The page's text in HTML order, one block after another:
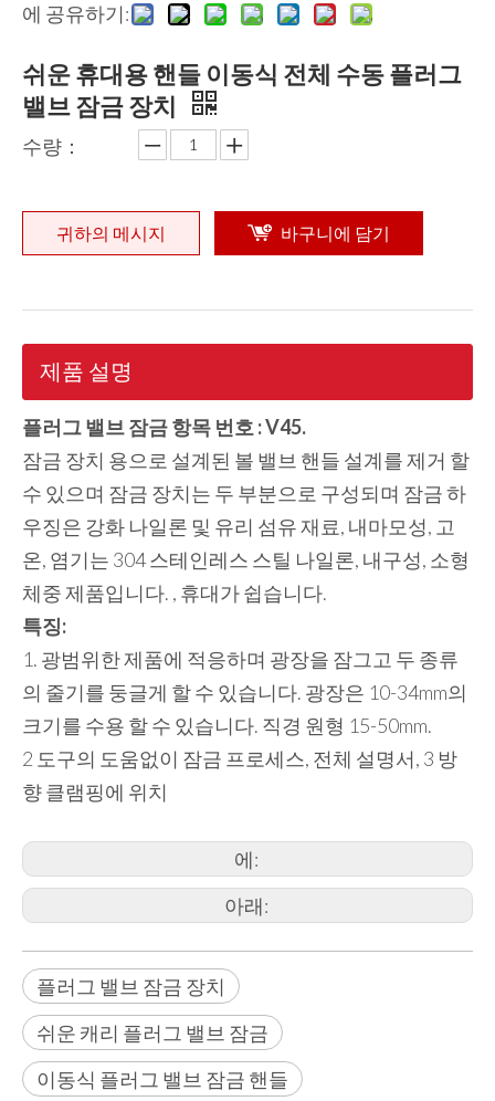
에 공유하기:
쉬운 휴대용 핸들 이동식 전체 수동 플러그
밸브 잠금 장치
수량：
귀하의 메시지 바구니에 담기
제품 설명
플러그 밸브 잠금 항목 번호 : V45.
잠금 장치 용으로 설계된 볼 밸브 핸들 설계를 제거 할
수 있으며 잠금 장치는 두 부분으로 구성되며 잠금 하
우징은 강화 나일론 및 유리 섬유 재료, 내마모성, 고
온, 염기는 304 스테인레스 스틸 나일론, 내구성, 소형
체중 제품입니다. , 휴대가 쉽습니다.
특징:
1. 광범위한 제품에 적응하며 광장을 잠그고 두 종류
의 줄기를 둥글게 할 수 있습니다. 광장은 10-34mm의
크기를 수용 할 수 있습니다. 직경 원형 15-50mm.
2 도구의 도움없이 잠금 프로세스, 전체 설명서, 3 방
향 클램핑에 위치
에:
아래:
플러그 밸브 잠금 장치
쉬운 캐리 플러그 밸브 잠금
이동식 플러그 밸브 잠금 핸들